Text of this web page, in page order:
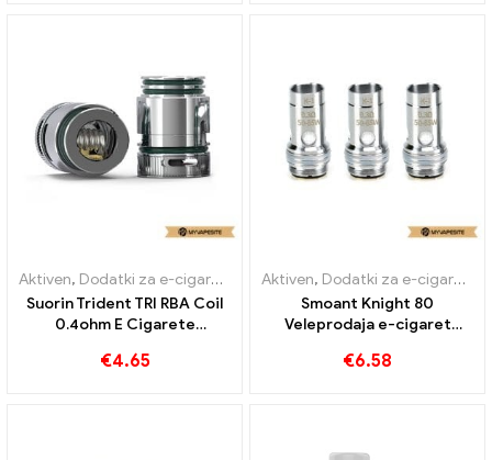
Aktiven, Dodatki za e-cigarete
Uparjalnik
Suorin Trident TRI RBA Coil
0.4ohm E Cigarete
€4.65
Aktiven, Dodatki za e-cigarete
Smoant Knight 80
Veleprodaja e-cigaret
meri
€6.58